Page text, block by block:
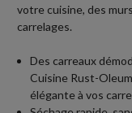
votre cuisine, des
carrelages.
Des carreaux
Cuisine Rust-
élégante à vos